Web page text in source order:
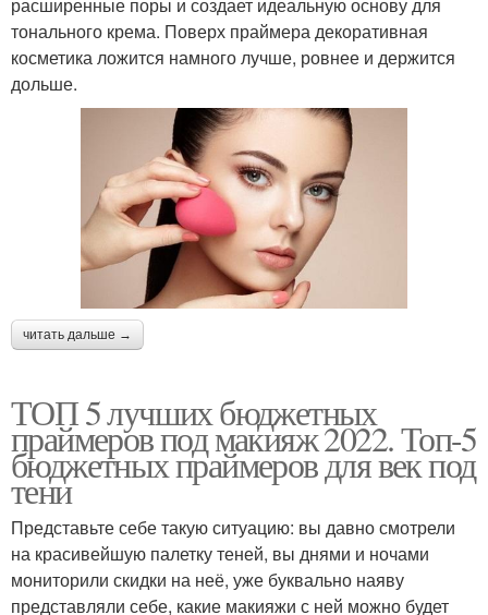
тонального крема. Поверх праймера декоративная
косметика ложится намного лучше, ровнее и держится
дольше.
читать дальше →
ТОП 5 лучших бюджетных
праймеров под макияж 2022. Топ-5
бюджетных праймеров для век под
тени
Представьте себе такую ситуацию: вы давно смотрели
на красивейшую палетку теней, вы днями и ночами
мониторили скидки на неё, уже буквально наяву
представляли себе, какие макияжи с ней можно будет